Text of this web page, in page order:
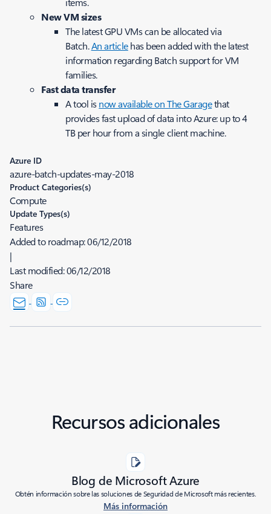
New VM sizes
The latest GPU VMs can be allocated via
Batch.An articlehas been added with the latest
information regarding Batch support for VM
families.
Fast data transfer
A tool isnow available on The Garagethat
provides fast upload of data into Azure: up to 4
TB per hour from a single client machine.
Azure ID
azure-batch-updates-may-2018
Product Categories(s)
Compute
Update Types(s)
Features
Added to roadmap:06/12/2018
|
Last modified:06/12/2018
Share
Recursos adicionales
Blog de Microsoft Azure
Obtén información sobre las soluciones de Seguridad de Microsoft más recientes.
Más información